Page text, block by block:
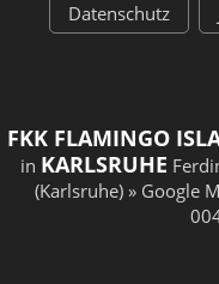
Datenschutz
FKK FLAMINGO
in KARLSRUHE
(Karlsruhe) » Google